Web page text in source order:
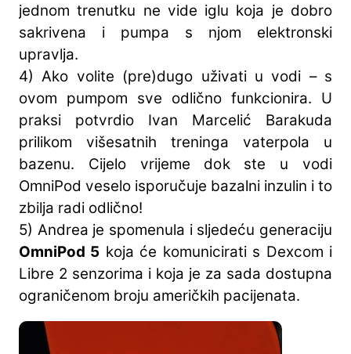
jednom trenutku ne vide iglu koja je dobro
sakrivena i pumpa s njom elektronski
upravlja.
4) Ako volite (pre)dugo uživati u vodi – s
ovom pumpom sve odlično funkcionira. U
praksi potvrdio Ivan Marcelić Barakuda
prilikom višesatnih treninga vaterpola u
bazenu. Cijelo vrijeme dok ste u vodi
OmniPod veselo isporučuje bazalni inzulin i to
zbilja radi odlično!
5) Andrea je spomenula i sljedeću generaciju
OmniPod 5 koja će komunicirati s Dexcom i
Libre 2 senzorima i koja je za sada dostupna
ograničenom broju američkih pacijenata.